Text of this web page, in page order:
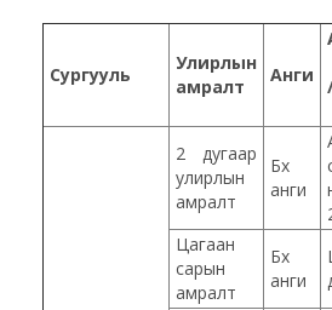
Сургууль
Улирлын
амралт
Анги
2 дугаар
улирлын
амралт
Бүх
анги
Цагаан
сарын
амралт
Бүх
анги